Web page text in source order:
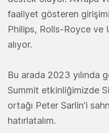
faaliyet gösteren
Philips, Rolls-Royce ve
alıyor.
Bu arada 2023 yılında
Summit etkinliğimizde
ortağı Peter Sarlin'i
hatırlatalım.